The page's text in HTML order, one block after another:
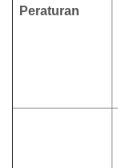
Peraturan